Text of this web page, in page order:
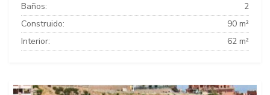
Baños:
2
Construido:
90 m²
Interior:
62 m²